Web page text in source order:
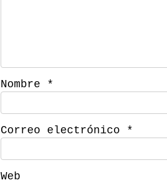
Nombre *
Correo electrónico *
Web